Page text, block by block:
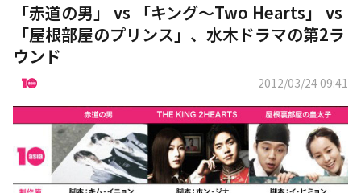
「赤道の男」 vs 「キング～Two Hearts」 vs
「屋根部屋のプリンス」、水木ドラマの第2ラ
ウンド
2012/03/24 09:41